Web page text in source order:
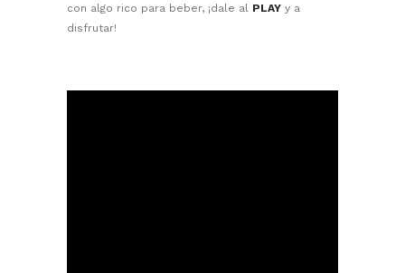
con algo rico para beber, ¡dale al PLAY y a
disfrutar!